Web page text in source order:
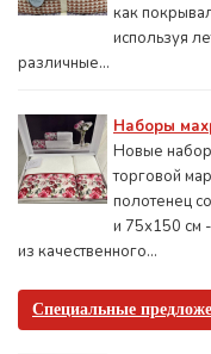
как
используя
различные...
Наборы
Новые
торговой
полотенец
и 75х150 см
из качественного...
Специальные